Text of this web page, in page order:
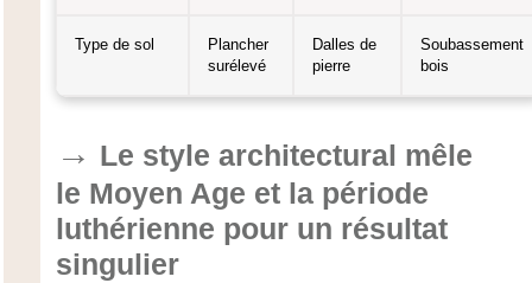
Type de sol
Plancher
surélevé
Dalles de
pierre
Soubassement
bois
Le style architectural mêle
le Moyen Age et la période
luthérienne pour un résultat
singulier